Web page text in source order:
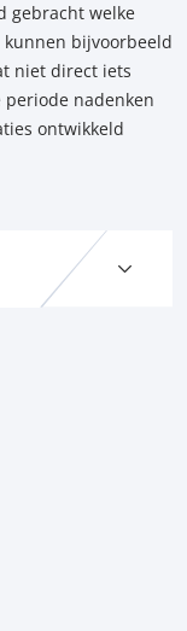
gebracht welke
bijvoorbeeld
niet direct iets
periode nadenken
ontwikkeld